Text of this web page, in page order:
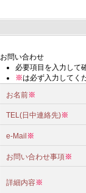
お問い合わせ
必要項目を入力して
※は必ず入力してく
お名前※
TEL(日中連絡先)※
e-Mail ※
お問い合わせ事項※
詳細内容※